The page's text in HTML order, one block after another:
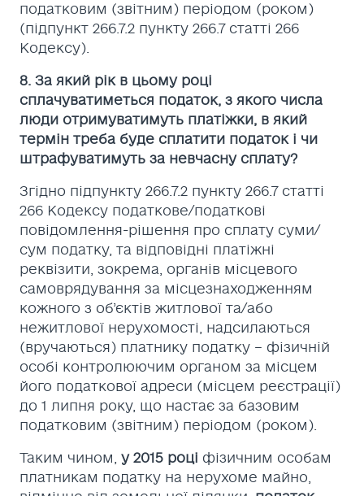
податковим (звітним) періодом (роком)
(підпункт 266.7.2 пункту 266.7 статті 266
Кодексу).
8. За який рік в цьому році
сплачуватиметься податок, з якого числа
люди отримуватимуть платіжки, в який
термін треба буде сплатити податок і чи
штрафуватимуть за невчасну сплату?
Згідно підпункту 266.7.2 пункту 266.7 статті
266 Кодексу податкове/податкові
повідомлення-рішення про сплату суми/
сум податку, та відповідні платіжні
реквізити, зокрема, органів місцевого
самоврядування за місцезнаходженням
кожного з об’єктів житлової та/або
нежитлової нерухомості, надсилаються
(вручаються) платнику податку – фізичній
особі контролюючим органом за місцем
його податкової адреси (місцем реєстрації)
до 1 липня року, що настає за базовим
податковим (звітним) періодом (роком).
Таким чином, у 2015 році фізичним особам
платникам податку на нерухоме майно,